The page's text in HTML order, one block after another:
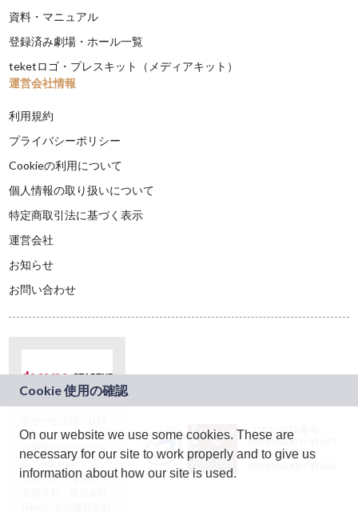
資料・マニュアル
登録済み劇場・ホール一覧
teketロゴ・プレスキット（メディアキット）
運営会社情報
利用規約
プライバシーポリシー
Cookieの利用について
個人情報の取り扱いについて
特定商取引法に基づく表示
運営会社
お知らせ
お問い合わせ
ドコモグループの新
規事業創出プログラ
ム「docomo
STARTUP」を通じて
JASRAC許諾番号：
9024936001Y45037
JASRAC許諾番号：
On our website we use some cookies. These are
necessary for our site to work properly and to give us
information about how our site is used.